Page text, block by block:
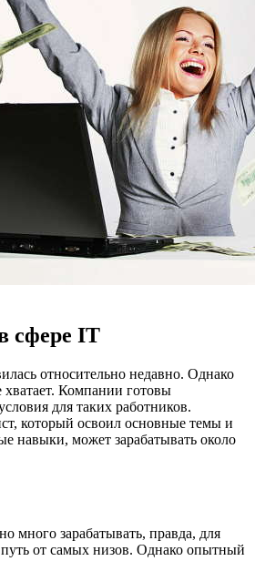
сфере IT
относительно недавно. Однако
хватает. Компании готовы
для таких работников.
который освоил основные темы и
навыки, может зарабатывать около
много зарабатывать, правда, для
путь от самых низов. Однако опытный